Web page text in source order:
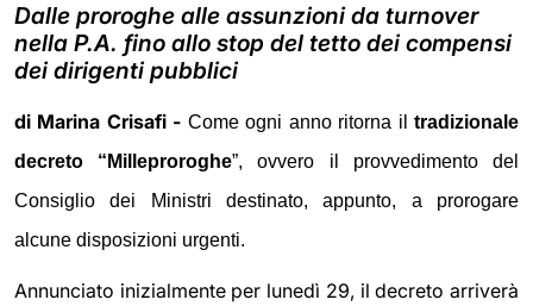
Dalle proroghe alle assunzioni da turnover
nella P.A. fino allo stop del tetto dei compensi
dei dirigenti pubblici
di Marina Crisafi - Come ogni anno ritorna iltradizionale
decreto “Milleproroghe”, ovvero il provvedimento del
Consiglio dei Ministri destinato, appunto, a prorogare
alcune disposizioni urgenti.
Annunciato inizialmente per lunedì 29, il decreto arriverà